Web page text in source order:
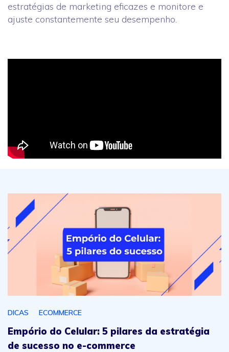
estratégias de marketing eficazes e monitore e
ajuste constantemente seu desempenho.
Empório do Celular: 5 pilares da estratégia de sucesso
DICAS ECOMMERCE
Empório do Celular: 5 pilares da estratégia
de sucesso no e-commerce